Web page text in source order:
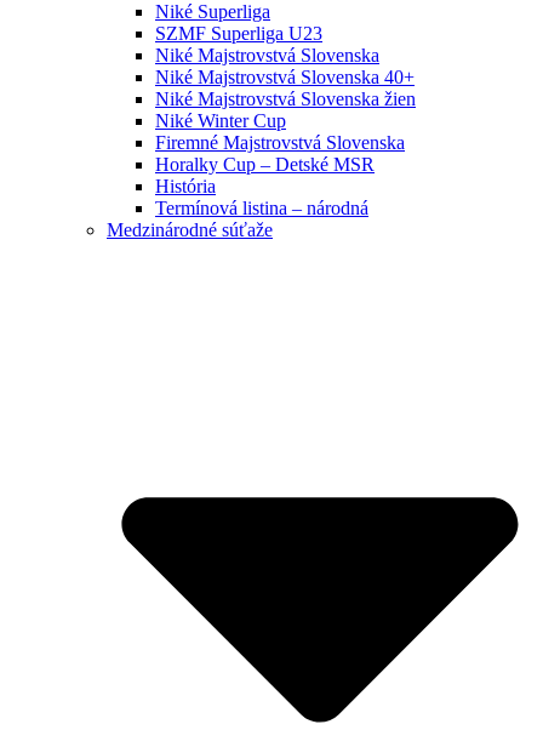
Niké Superliga
SZMF Superliga U23
Niké Majstrovstvá Slovenska
Niké Majstrovstvá Slovenska 40+
Niké Majstrovstvá Slovenska žien
Niké Winter Cup
Firemné Majstrovstvá Slovenska
Horalky Cup – Detské MSR
História
Termínová listina – národná
Medzinárodné súťaže